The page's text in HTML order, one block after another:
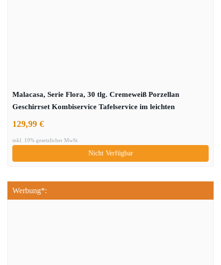
Malacasa, Serie Flora, 30 tlg. Cremeweiß Porzellan
Geschirrset Kombiservice Tafelservice im leichten
Dessertteller, 6 Suppenteller und 6 Flachteller
129,99 €
inkl. 19% gesetzlicher MwSt.
Nicht Verfügbar
Werbung*: